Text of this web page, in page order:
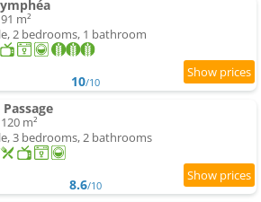
m²
2 bedrooms, 1 bathroom
10/10
m²
3 bedrooms, 2 bathrooms
8.6/10